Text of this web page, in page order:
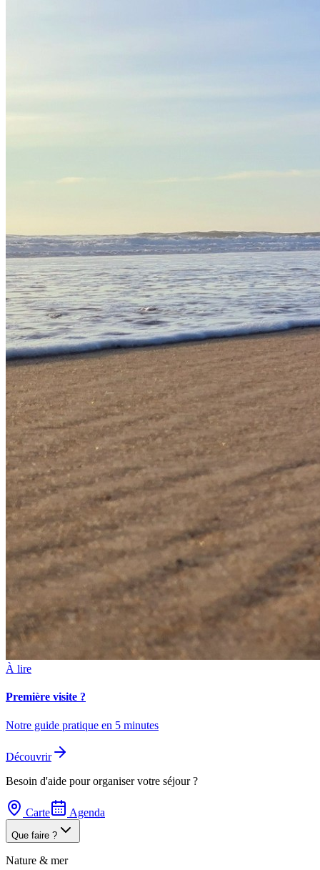
À lire
Première visite ?
Notre guide pratique en 5 minutes
Découvrir
Besoin d'aide pour organiser votre séjour ?
Carte Agenda
Que faire ?
Nature & mer